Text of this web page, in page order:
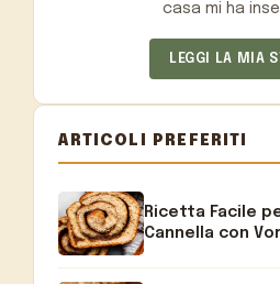
casa mi ha
LEGGI LA MIA
ARTICOLI PREFERITI
Ricetta Facile
Cannella con